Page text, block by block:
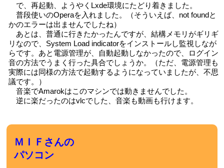
で、再起動、ようやくLxde環境にたどり着きました。
普段使いのOperaを入れました。（そういえば、not foundと
かのエラーは出ませんでしたね）
あとは、普通に行きたかったんですが、結構メモリがギリギ
リなので、System Load indicatorをインストールし監視しなが
らです。あと電源管理が、自動起動しなかったので、ログイン
音の方法でうまく行った具合でしょうか。（ただ、電源管理も
実際には同様の方法で起動するようになっていましたが、不思
議です。）
音楽でAmarokはこのマシンでは動きませんでした。
逆に楽だったのはvlcでした、音楽も動画も行けます。
ＭＩＦさんの
パソコン